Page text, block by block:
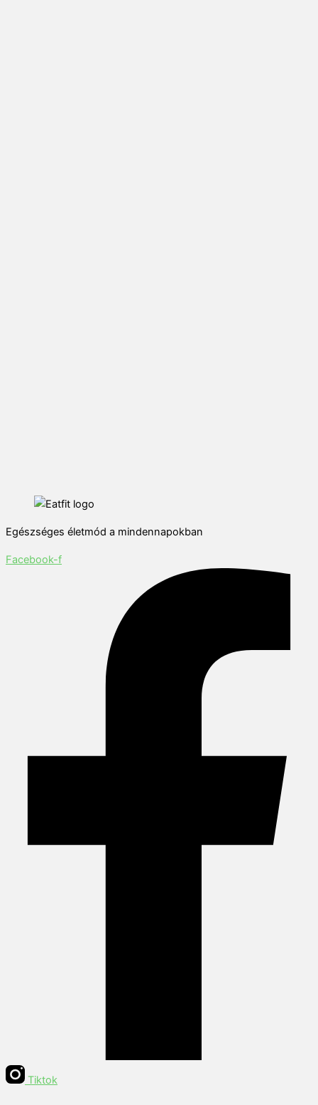
Egészséges életmód a mindennapokban
Facebook-f
Tiktok